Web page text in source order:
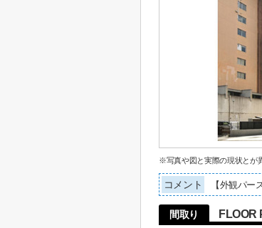
※写真や図と実際の現状とが
コメント 【外観パー
間取り FLOOR